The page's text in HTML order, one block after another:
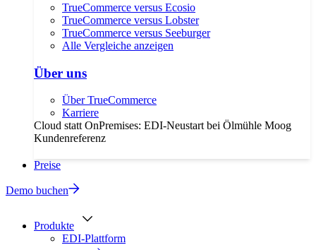
TrueCommerce versus Ecosio
TrueCommerce versus Lobster
TrueCommerce versus Seeburger
Alle Vergleiche anzeigen
Über uns
Über TrueCommerce
Karriere
Cloud statt OnPremises: EDI-Neustart bei Ölmühle Moog
Kundenreferenz
Preise
Demo buchen
Produkte
EDI-Plattform